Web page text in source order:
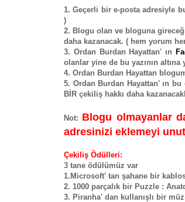
1. Geçerli bir e-posta adresiyle
)
2. Blogu olan ve bloguna
daha kazanacak. ( hem yorum
3. Ordan Burdan Hayattan' ın
olanlar yine de bu yazının
4. Ordan Burdan Hayattan
5. Ordan Burdan Hayattan' ın
BİR çekiliş hakkı daha
Not: Blogu olmayanlar
adresinizi eklemeyi
Çekiliş Ödülleri:
3 tane ödülümüz var
1.Microsoft' tan şahane bir
2. 1000 parçalık bir Puzzle :
3. Piranha' dan kullanışlı bir